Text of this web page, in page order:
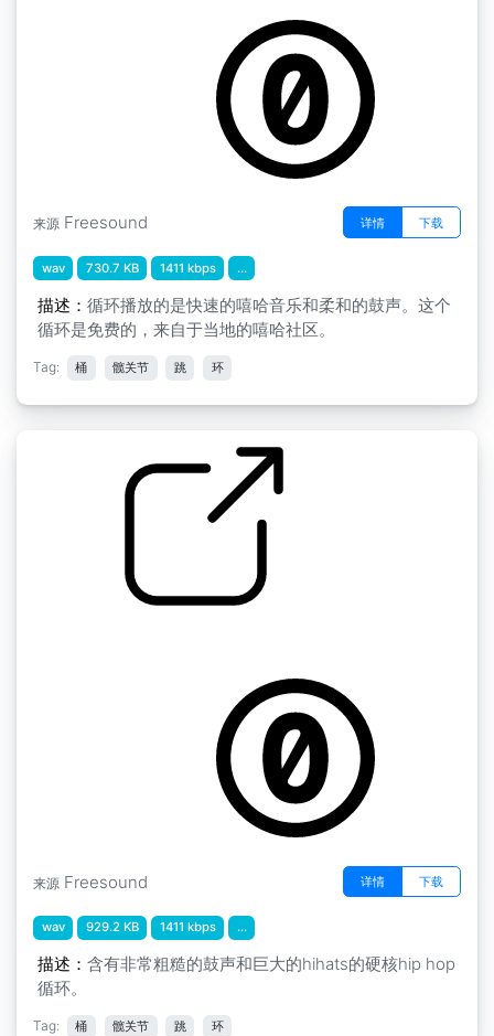
来源 Freesound 详情 下载
wav 730.7 KB 1411 kbps ...
描述： 循环播放的是快速的嘻哈音乐和柔和的鼓声。这个
循环是免费的，来自于当地的嘻哈社区。
Tag: 桶 髋关节 跳 环
来源 Freesound 详情 下载
wav 929.2 KB 1411 kbps ...
描述： 含有非常粗糙的鼓声和巨大的hihats的硬核hip hop
循环。
Tag: 桶 髋关节 跳 环